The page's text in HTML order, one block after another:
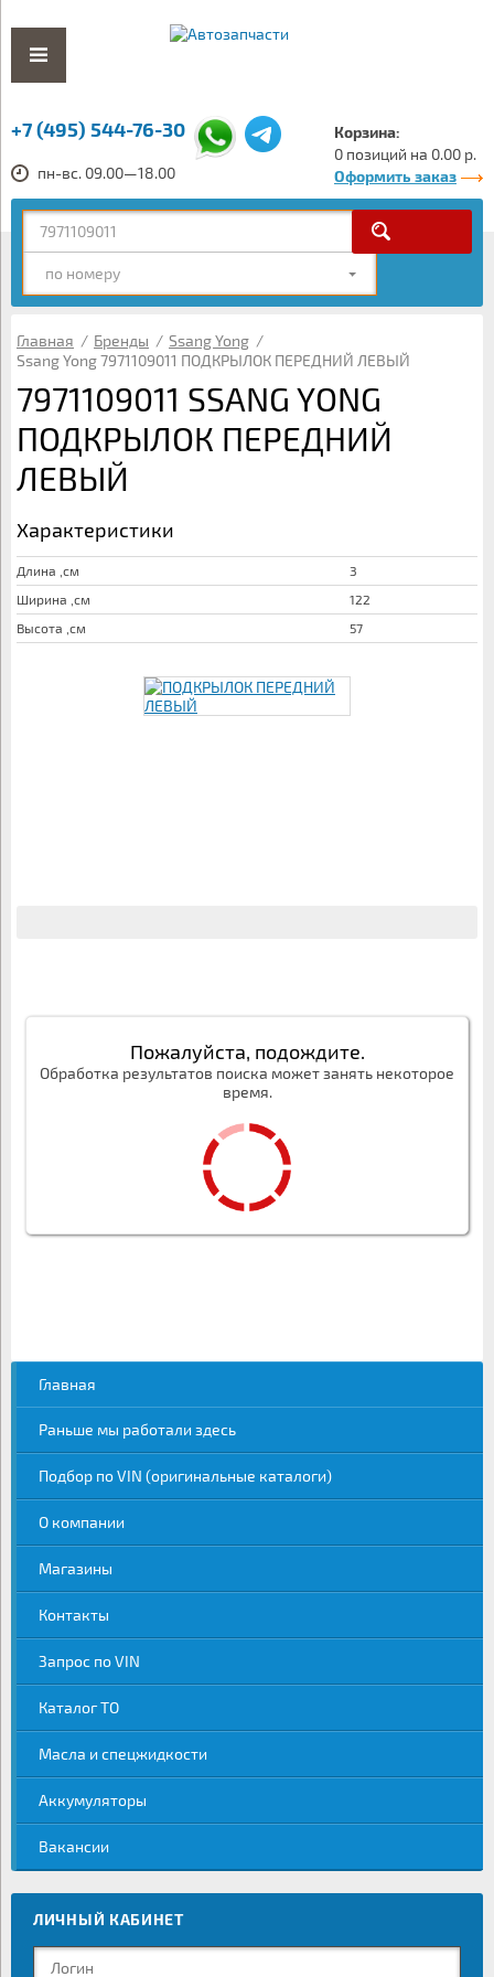
+7 (495) 544-76-30
пн-вс. 09.00—18.00
Корзина:
0 позиций на 0.00 р.
Оформить заказ
по номеру
Главная / Бренды / Ssang Yong /
Ssang Yong 7971109011 ПОДКРЫЛОК ПЕРЕДНИЙ ЛЕВЫЙ
7971109011 SSANG YONG
ПОДКРЫЛОК ПЕРЕДНИЙ
ЛЕВЫЙ
Характеристики
Длина ,см
3
Ширина ,см
122
Высота ,см
57
Пожалуйста, подождите.
Обработка результатов поиска может занять некоторое
время.
Главная
Раньше мы работали здесь
Подбор по VIN (оригинальные каталоги)
О компании
Магазины
Контакты
Запрос по VIN
Каталог ТО
Масла и спецжидкости
Аккумуляторы
Вакансии
ЛИЧНЫЙ КАБИНЕТ